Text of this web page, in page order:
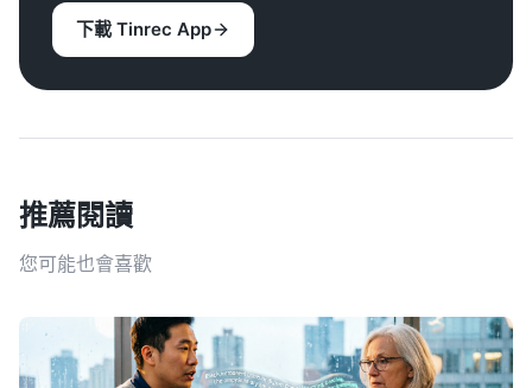
下載 Tinrec App
推薦閱讀
您可能也會喜歡